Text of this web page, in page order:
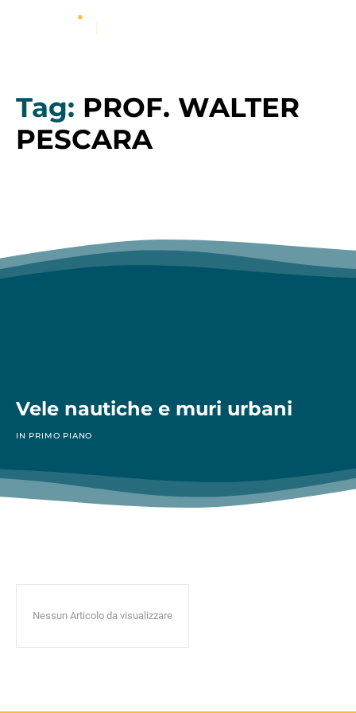
Tag: PROF. WALTER
PESCARA
Vele nautiche e muri urbani
IN PRIMO PIANO
Nessun Articolo da visualizzare